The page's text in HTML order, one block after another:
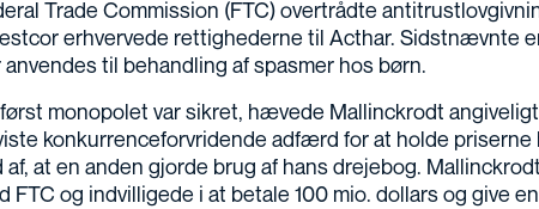
Trade Commission (FTC) overtrådte
erhvervede rettighederne til Acthar. Sidstnævnte
anvendes til behandling af spasmer hos børn.
først monopolet var sikret, hævede Mallinckrodt
konkurrenceforvridende adfærd for at holde
af, at en anden gjorde brug af hans drejebog.
FTC og indvilligede i at betale 100 mio. dollars og give